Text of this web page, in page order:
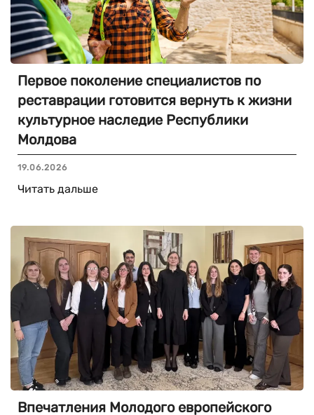
Первое поколение специалистов по
реставрации готовится вернуть к жизни
культурное наследие Республики
Молдова
19.06.2026
Читать дальше
Впечатления Молодого европейского